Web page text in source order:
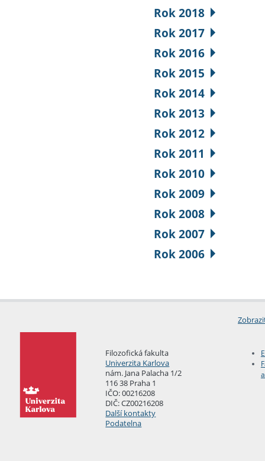
Rok 2018
Rok 2017
Rok 2016
Rok 2015
Rok 2014
Rok 2013
Rok 2012
Rok 2011
Rok 2010
Rok 2009
Rok 2008
Rok 2007
Rok 2006
Filozofická fakulta
Univerzita Karlova
nám. Jana Palacha 1/2
116 38 Praha 1
IČO: 00216208
DIČ: CZ00216208
Další kontakty
Podatelna